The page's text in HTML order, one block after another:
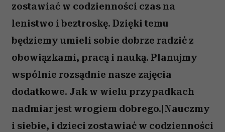
zostawiać w codzienności czas na
lenistwo i beztroskę. Dzięki temu
będziemy umieli sobie dobrze radzić z
obowiązkami, pracą i nauką. Planujmy
wspólnie rozsądnie nasze zajęcia
dodatkowe. Jak w wielu przypadkach
nadmiar jest wrogiem dobrego.|Nauczmy
i siebie, i dzieci zostawiać w codzienności